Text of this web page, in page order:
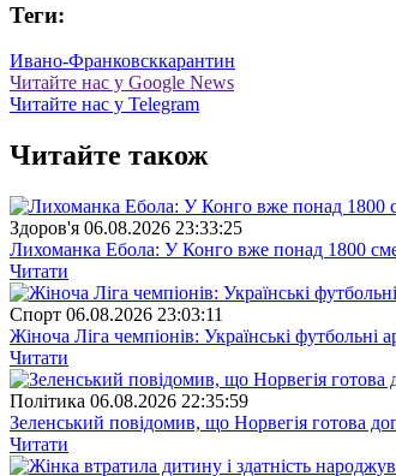
Теги:
Ивано-Франковсккарантин
Читайте нас у Google News
Читайте нас у Telegram
Читайте також
Здоров'я 06.08.2026 23:33:25
Лихоманка Ебола: У Конго вже понад 1800
Читати
Спорт 06.08.2026 23:03:11
Жіноча Ліга чемпіонів: Українські футбольні
Читати
Полiтика 06.08.2026 22:35:59
Зеленський повідомив, що Норвегія готова
Читати